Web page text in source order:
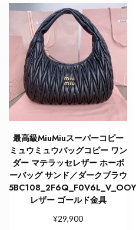
最高級MiuMiuスーパーコピー
ミュウミュウバッグコピー ワン
ダー マテラッセレザー ホーボ
ーバッグ サンド／ダークブラウ
5BC108_2F6Q_F0V6L_V_OOY
レザー ゴールド金具
¥29,900